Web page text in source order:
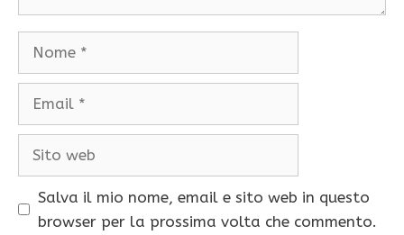
Salva il mio nome, email e sito web in questo
browser per la prossima volta che commento.